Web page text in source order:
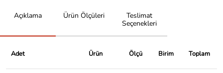
Açıklama Ürün Ölçüleri
Teslimat
Seçenekleri
Adet Ürün Ölçü Birim Toplam